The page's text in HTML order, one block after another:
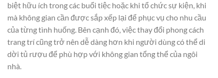
biệt hữu ích trong các buổi tiệc hoặc khi tổ chức sự kiện, khi
mà không gian cần được sắp xếp lại để phục vụ cho nhu cầu
của từng tình huống. Bên cạnh đó, việc thay đổi phong cách
trang trí cũng trở nên dễ dàng hơn khi người dùng có thể di
dời tủ rượu để phù hợp với không gian tổng thể của ngôi
nhà.